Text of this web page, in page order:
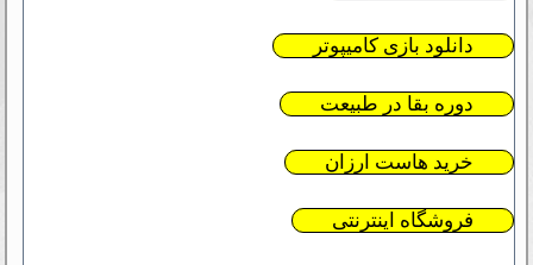
دانلود بازی کامیپوتر
دوره بقا در طبیعت
خرید هاست ارزان
فروشگاه اینترنتی